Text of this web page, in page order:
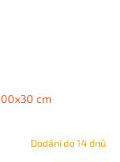
cm
Dodání do 14 dnů